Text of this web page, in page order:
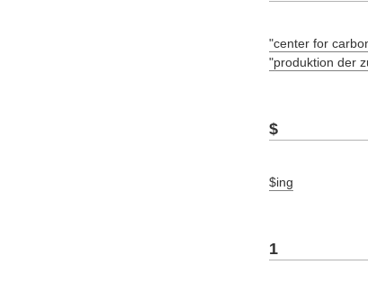
"center for
"produktion der
$
$ing
1